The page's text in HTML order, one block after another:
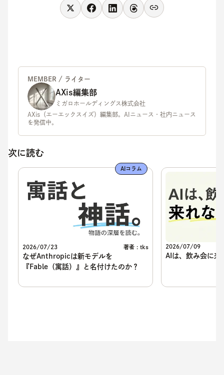
MEMBER / ライター
AXis編集部
ミガロホールディングス株式会社
AXis（エーエックスイズ）編集部。AIニュース・社内ニュース
を発信中。
次に読む
2026/07/23 著者 : tks
なぜAnthropicは新モデルを
『Fable（寓話）』と名付けたのか？
AIコラム
2026/07/09
AIは、飲み会に来